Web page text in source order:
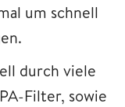
um schnell
durch viele
Filter, sowie